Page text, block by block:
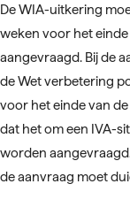
De WIA-uitkering
weken voor het
aangevraagd. Bij de
de Wet verbetering
voor het einde van
dat het om een IVA-
worden
de aanvraag moet